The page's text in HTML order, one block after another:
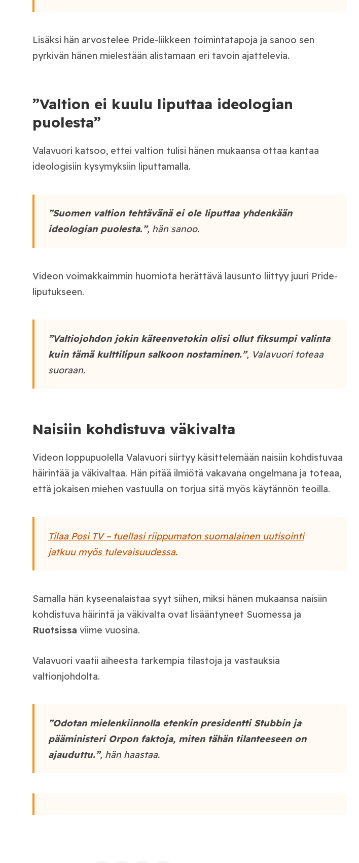
Lisäksi hän arvostelee Pride-liikkeen toimintatapoja ja sanoo sen
pyrkivän hänen mielestään alistamaan eri tavoin ajattelevia.
”Valtion ei kuulu liputtaa ideologian
puolesta”
Valavuori katsoo, ettei valtion tulisi hänen mukaansa ottaa kantaa
ideologisiin kysymyksiin liputtamalla.
”Suomen valtion tehtävänä ei ole liputtaa yhdenkään
ideologian puolesta.”, hän sanoo.
Videon voimakkaimmin huomiota herättävä lausunto liittyy juuri Pride-
liputukseen.
”Valtiojohdon jokin käteenvetokin olisi ollut fiksumpi valinta
kuin tämä kulttilipun salkoon nostaminen.”, Valavuori toteaa
suoraan.
Naisiin kohdistuva väkivalta
Videon loppupuolella Valavuori siirtyy käsittelemään naisiin kohdistuvaa
häirintää ja väkivaltaa. Hän pitää ilmiötä vakavana ongelmana ja toteaa,
että jokaisen miehen vastuulla on torjua sitä myös käytännön teoilla.
Tilaa Posi TV – tuellasi riippumaton suomalainen uutisointi
jatkuu myös tulevaisuudessa.
Samalla hän kyseenalaistaa syyt siihen, miksi hänen mukaansa naisiin
kohdistuva häirintä ja väkivalta ovat lisääntyneet Suomessa ja
Ruotsissa viime vuosina.
Valavuori vaatii aiheesta tarkempia tilastoja ja vastauksia
valtionjohdolta.
”Odotan mielenkiinnolla etenkin presidentti Stubbin ja
pääministeri Orpon faktoja, miten tähän tilanteeseen on
ajauduttu.”, hän haastaa.